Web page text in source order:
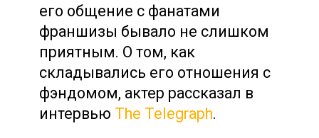
его общение с фанатами
франшизы бывало не слишком
приятным. О том, как
складывались его отношения с
фэндомом, актер рассказал в
интервью The Telegraph.